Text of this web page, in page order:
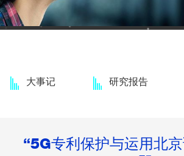
大事记 研究报告
“5G专利保护与运用北